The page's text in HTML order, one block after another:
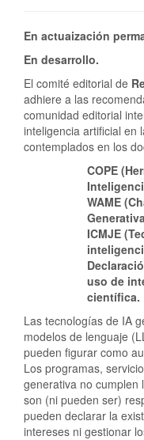
En actuaización
En desarrollo.
El comité editorial de
adhiere a las
comunidad editorial
inteligencia artificial en
contemplados en los
COPE
WAME
ICMJE
uso de
científica.
Las tecnologías de IA
modelos de lenguaje
pueden figurar como
Los programas,
generativa no cumplen
son (ni pueden ser)
pueden declarar la
intereses ni gestionar